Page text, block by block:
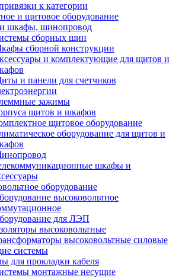
к категории
и щитовое оборудование
шкафы, шинопровод
сборных шин
сборной конструкции
и комплектующие для щитов и
и панели для счетчиков
зажимы
щитов и шкафов
щитовое оборудование
оборудование для щитов и
шкафы и
оборудование
высоковольтное
для ЛЭП
высоковольтные
высоковольтные силовые
системы
для прокладки кабеля
монтажные несущие